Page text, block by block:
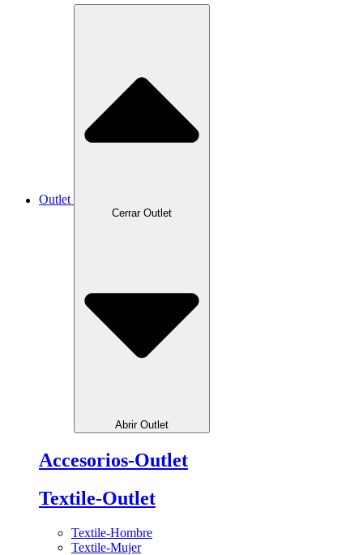
Outlet
Cerrar Outlet
Abrir Outlet
Accesorios-Outlet
Textile-Outlet
Textile-Hombre
Textile-Mujer